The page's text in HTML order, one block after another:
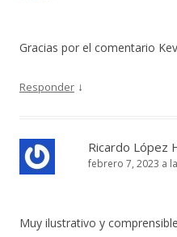
Gracias por el comentario
Responder ↓
Ricardo López
febrero 7, 2023 a
Muy ilustrativo y